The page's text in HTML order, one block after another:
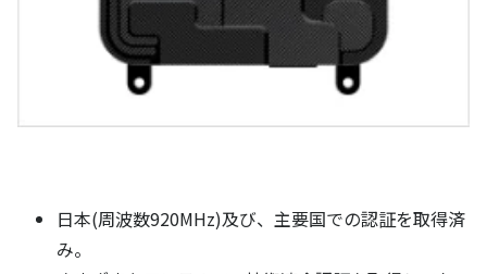
日本(周波数920MHz)及び、主要国での認証を取得済
み。